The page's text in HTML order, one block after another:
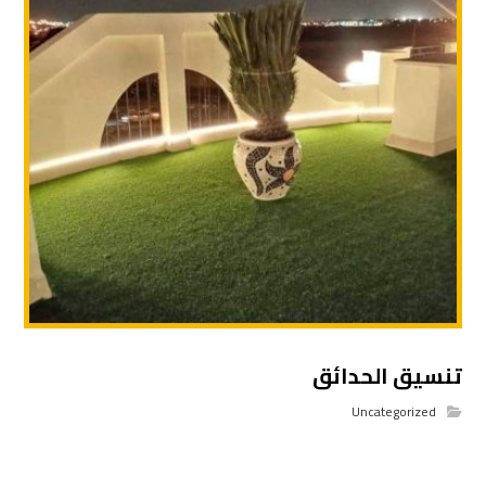
تنسيق الحدائق
Uncategorized